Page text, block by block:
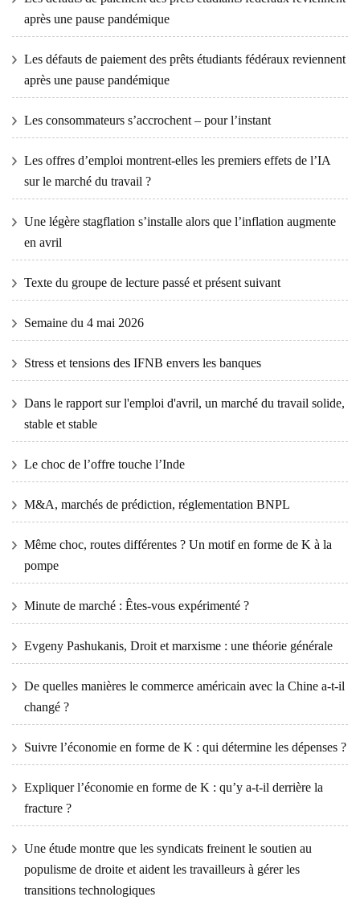
après une pause pandémique
Les défauts de paiement des prêts étudiants fédéraux reviennent
après une pause pandémique
Les consommateurs s’accrochent – ​​pour l’instant
Les offres d’emploi montrent-elles les premiers effets de l’IA
sur le marché du travail ?
Une légère stagflation s’installe alors que l’inflation augmente
en avril
Texte du groupe de lecture passé et présent suivant
Semaine du 4 mai 2026
Stress et tensions des IFNB envers les banques
Dans le rapport sur l'emploi d'avril, un marché du travail solide,
stable et stable
Le choc de l’offre touche l’Inde
M&A, marchés de prédiction, réglementation BNPL
Même choc, routes différentes ? Un motif en forme de K à la
pompe
Minute de marché : Êtes-vous expérimenté ?
Evgeny Pashukanis, Droit et marxisme : une théorie générale
De quelles manières le commerce américain avec la Chine a-t-il
changé ?
Suivre l’économie en forme de K : qui détermine les dépenses ?
Expliquer l’économie en forme de K : qu’y a-t-il derrière la
fracture ?
Une étude montre que les syndicats freinent le soutien au
populisme de droite et aident les travailleurs à gérer les
transitions technologiques